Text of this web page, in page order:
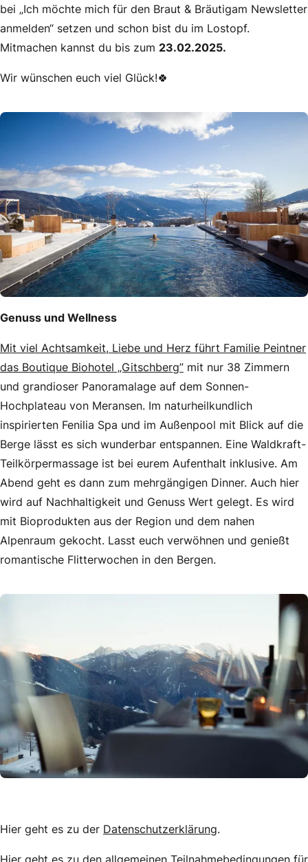
bei „Ich möchte mich für den Braut & Bräutigam Newsletter
anmelden“ setzen und schon bist du im Lostopf.
Mitmachen kannst du bis zum 23.02.2025.
Wir wünschen euch viel Glück!🍀
Genuss und Wellness
Mit viel Achtsamkeit, Liebe und Herz führt Familie Peintner
das Boutique Biohotel „Gitschberg” mit nur 38 Zimmern
und grandioser Panoramalage auf dem Sonnen-
Hochplateau von Meransen. Im naturheilkundlich
inspirierten Fenilia Spa und im Außenpool mit Blick auf die
Berge lässt es sich wunderbar entspannen. Eine Waldkraft-
Teilkörpermassage ist bei eurem Aufenthalt inklusive. Am
Abend geht es dann zum mehrgängigen Dinner. Auch hier
wird auf Nachhaltigkeit und Genuss Wert gelegt. Es wird
mit Bioprodukten aus der Region und dem nahen
Alpenraum gekocht. Lasst euch verwöhnen und genießt
romantische Flitterwochen in den Bergen.
Hier geht es zu der Datenschutzerklärung.